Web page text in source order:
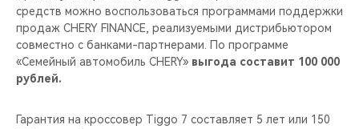
средств можно воспользоваться программами поддержки
продаж CHERY FINANCE, реализуемыми дистрибьютором
совместно с банками-партнерами. По программе
«Семейный автомобиль CHERY» выгода составит 100 000
рублей.
Гарантия на кроссовер Tiggo 7 составляет 5 лет или 150